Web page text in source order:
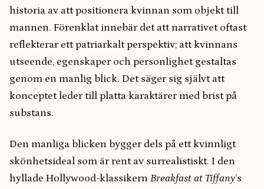
historia av att positionera kvinnan som objekt till
mannen. Förenklat innebär det att narrativet oftast
reflekterar ett patriarkalt perspektiv; att kvinnans
utseende, egenskaper och personlighet gestaltas
genom en manlig blick. Det säger sig självt att
konceptet leder till platta karaktärer med brist på
substans.
Den manliga blicken bygger dels på ett kvinnligt
skönhetsideal som är rent av surrealistiskt. I den
hyllade Hollywood-klassikern Breakfast at Tiffany’s